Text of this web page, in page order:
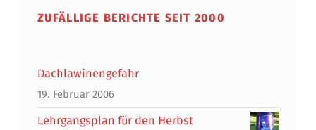
ZUFÄLLIGE BERICHTE SEIT 2000
Dachlawinengefahr
19. Februar 2006
Lehrgangsplan für den Herbst